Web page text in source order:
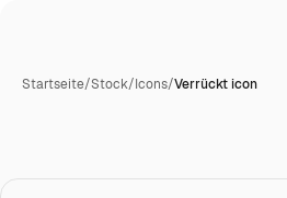
Startseite/Stock/Icons/Verrückt icon